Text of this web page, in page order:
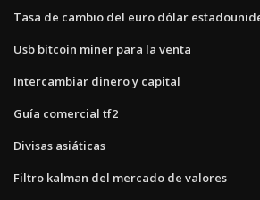
Tasa de cambio del euro dólar
Usb bitcoin miner para la venta
Intercambiar dinero y capital
Guía comercial tf2
Divisas asiáticas
Filtro kalman del mercado de valores